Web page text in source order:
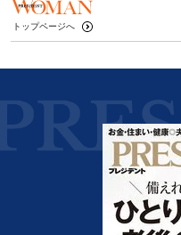
トップページへ